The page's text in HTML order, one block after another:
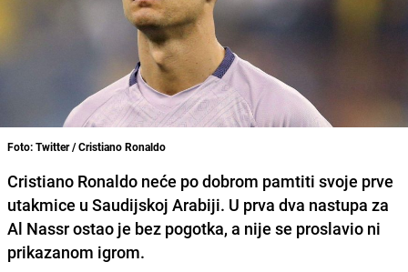
Foto: Twitter / Cristiano Ronaldo
Cristiano Ronaldo neće po dobrom pamtiti svoje prve
utakmice u Saudijskoj Arabiji. U prva dva nastupa za
Al Nassr ostao je bez pogotka, a nije se proslavio ni
prikazanom igrom.